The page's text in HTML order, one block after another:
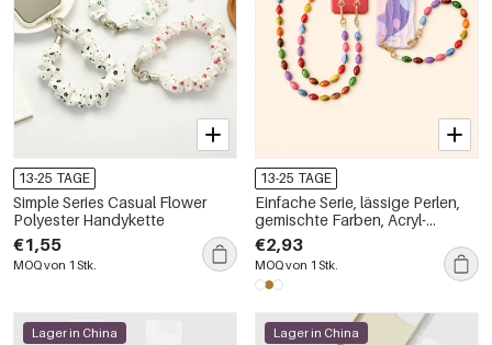
13-25 TAGE
Simple Series Casual Flower
Polyester Handykette
€1,55
MOQ von 1 Stk.
13-25 TAGE
Einfache Serie, lässige Perlen,
gemischte Farben, Acryl-
Handykette
€2,93
MOQ von 1 Stk.
Lager in China Lager in China